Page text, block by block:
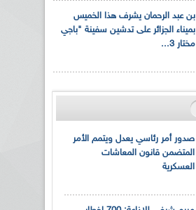
بن عبد الرحمان يشرف هذا الخميس
بميناء الجزائر على تدشين سفينة "باجي
مختار 3...
صدور أمر رئاسي يعدل ويتمم الأمر
المتضمن قانون المعاشات
العسكرية